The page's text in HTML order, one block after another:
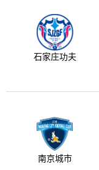
石家庄功夫
南京城市